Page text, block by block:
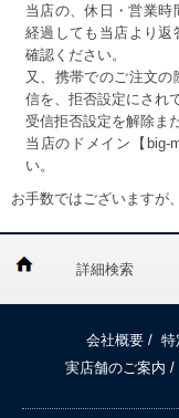
当店の、休日・営業
経過しても当店より
確認ください。
又、携帯でのご注文
信を、拒否設定にされ
受信拒否設定を解除ま
当店のドメイン【big-
い。
お手数ではございますが
詳細検索
会社概要 / 特
実店舗のご案内 /